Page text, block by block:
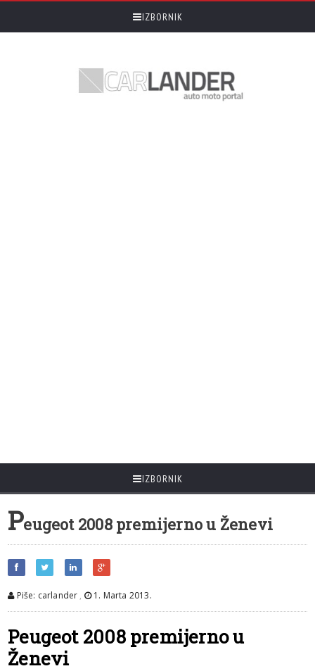
IZBORNIK
IZBORNIK
Peugeot 2008 premijerno u Ženevi
Piše: carlander , 1. Marta 2013.
Peugeot 2008 premijerno u
Ženevi